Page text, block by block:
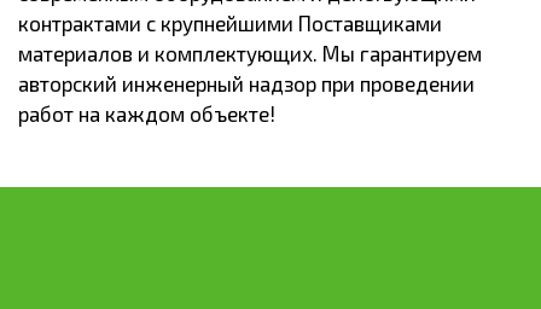
контрактами с крупнейшими Поставщиками
материалов и комплектующих. Мы гарантируем
авторский инженерный надзор при проведении
работ на каждом объекте!